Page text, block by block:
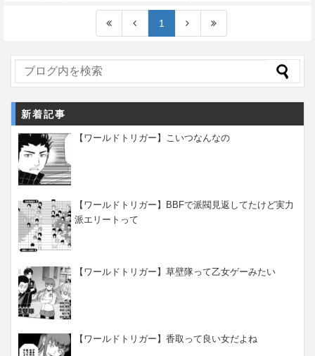
1
新着記事
【ワールドトリガー】こいつなんなの
【ワールドトリガー】BBFで派閥見返してたけど実力
派エリートって
【ワールドトリガー】草壁隊って乙女ゲーみたい
【ワールドトリガー】香取って良い女だよね